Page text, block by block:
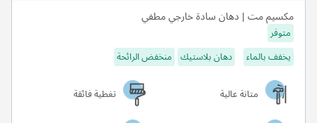
مكسيم مت | دهان سادة خارجي مطفي
متوفر
يخفف بالماء
دهان بلاستيك منخفض الرائحة
متانة عالية
تغطية فائقة